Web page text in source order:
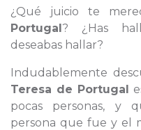
¿Qué juicio te
Portugal? ¿Has
deseabas hallar?
Indudablemente
Teresa de Portugal
pocas personas, y
persona que fue y el